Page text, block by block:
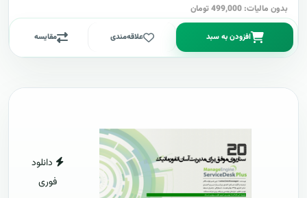
بدون مالیات: 499,000 تومان
افزودن به سبد علاقه‌مندی مقایسه
دانلود
فوری